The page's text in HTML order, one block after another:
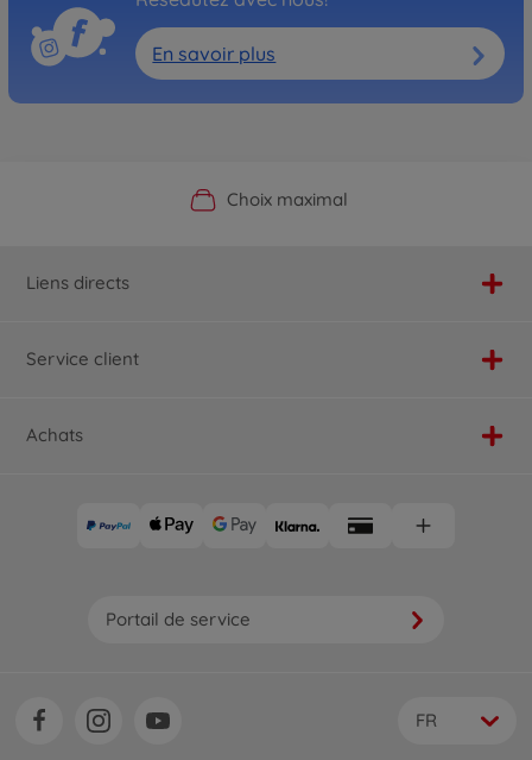
En savoir plus
Boutique officielle du fabricant
Choix maximal
Service personnalisé
Livraison rapide
Liens directs
Service client
Achats
Portail de service
FR